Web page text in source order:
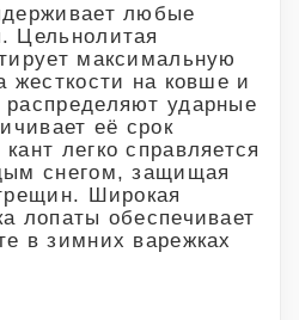
любые
Цельнолитая
максимальную
жесткости на ковше и
ударные
её срок
легко справляется
снегом, защищая
Широкая
лопаты обеспечивает
в зимних варежках